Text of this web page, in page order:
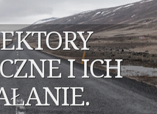
I ICH